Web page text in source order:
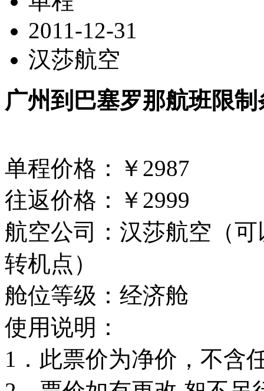
2011-12-31
汉莎航空
广州到巴塞罗那航班限
单程价格：￥2987
往返价格：￥2999
航空公司：汉莎航空（
转机点）
舱位等级：经济舱
使用说明：
1．此票价为净价，不含